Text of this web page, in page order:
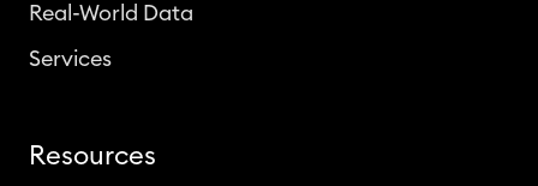
Real-World Data
Services
Resources